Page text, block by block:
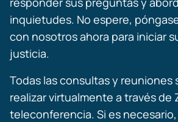
inquietudes. No espere,
con nosotros ahora para iniciar
justicia.
Todas las consultas y reuniones
realizar virtualmente a través de
teleconferencia. Si es